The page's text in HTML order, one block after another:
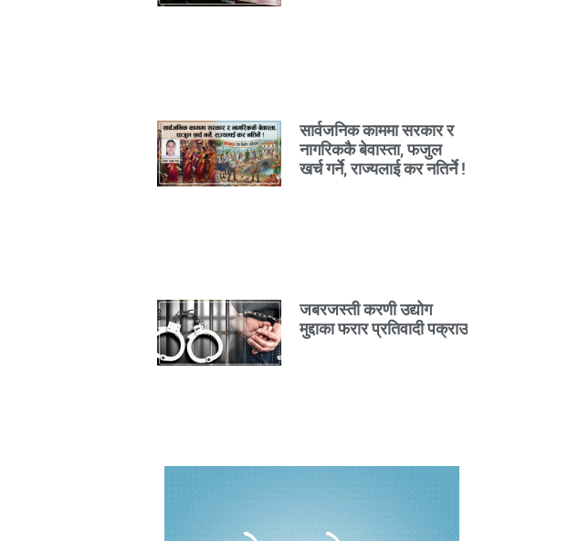
सार्वजनिक काममा सरकार र
नागरिककै बेवास्ता, फजुल
खर्च गर्ने, राज्यलाई कर नतिर्ने !
जबरजस्ती करणी उद्योग
मुद्दाका फरार प्रतिवादी पक्राउ